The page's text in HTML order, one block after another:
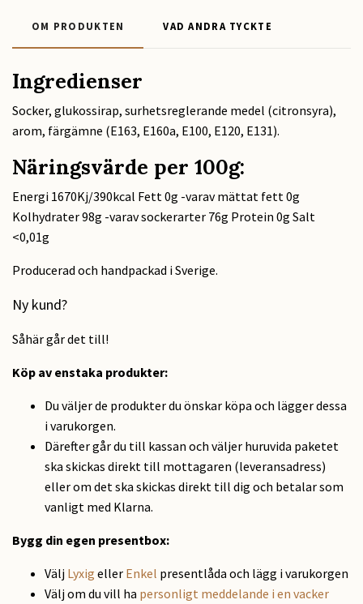
OM PRODUKTEN VAD ANDRA TYCKTE
Ingredienser
Socker, glukossirap, surhetsreglerande medel (citronsyra),
arom, färgämne (E163, E160a, E100, E120, E131).
Näringsvärde per 100g:
Energi 1670Kj/390kcal Fett 0g -varav mättat fett 0g
Kolhydrater 98g -varav sockerarter 76g Protein 0g Salt
<0,01g
Producerad och handpackad i Sverige.
Ny kund?
Såhär går det till!
Köp av enstaka produkter:
Du väljer de produkter du önskar köpa och lägger dessa
i varukorgen.
Därefter går du till kassan och väljer huruvida paketet
ska skickas direkt till mottagaren (leveransadress)
eller om det ska skickas direkt till dig och betalar som
vanligt med Klarna.
Bygg din egen presentbox:
Välj Lyxig eller Enkel presentlåda och lägg i varukorgen
Välj om du vill ha personligt meddelande i en vacker